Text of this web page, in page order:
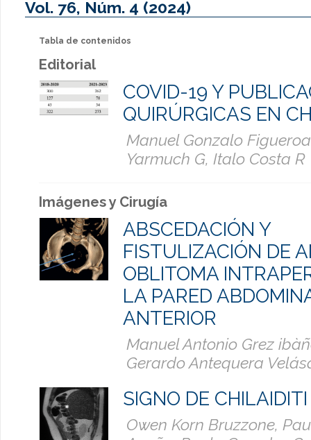
Vol. 76, Núm. 4 (2024)
Tabla de contenidos
Editorial
COVID-19 Y
QUIRÚRGICAS EN
Manuel Gonzalo
Yarmuch G, Italo Costa R
Imágenes y Cirugía
ABSCEDACIÓN Y
FISTULIZACIÓN DE
OBLITOMA
LA PARED
ANTERIOR
Manuel Antonio Grez
Gerardo Antequera
SIGNO DE CHILAIDITI
Owen Korn Bruzzone,